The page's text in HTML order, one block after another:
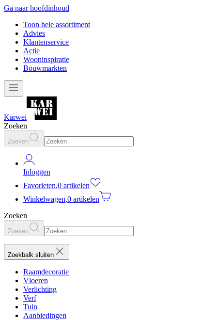
Ga naar hoofdinhoud
Toon hele assortiment
Advies
Klantenservice
Actie
Wooninspiratie
Bouwmarkten
Karwei
Zoeken
Zoeken
Inloggen
Favorieten,0 artikelen
Winkelwagen,0 artikelen
Zoeken
Zoeken
Zoekbalk sluiten
Raamdecoratie
Vloeren
Verlichting
Verf
Tuin
Aanbiedingen